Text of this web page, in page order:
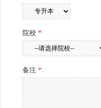
院校 *
备注 *